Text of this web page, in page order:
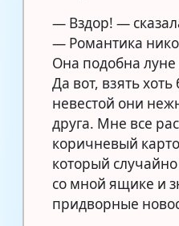
— Вздор! —
— Романтика
Она подобна
Да вот, взять
невестой они
друга. Мне все
коричневый
который
со мной ящике и
придворные